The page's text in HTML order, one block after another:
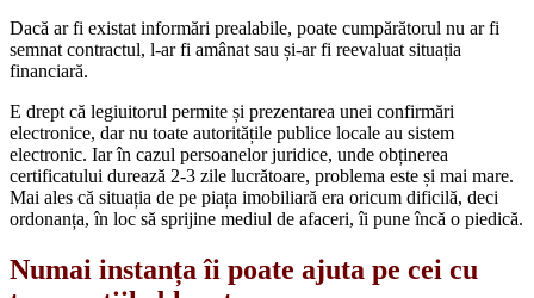
Dacă ar fi existat informări prealabile, poate cumpărătorul nu ar fi
semnat contractul, l-ar fi amânat sau și-ar fi reevaluat situația
financiară.
E drept că legiuitorul permite și prezentarea unei confirmări
electronice, dar nu toate autoritățile publice locale au sistem
electronic. Iar în cazul persoanelor juridice, unde obținerea
certificatului durează 2-3 zile lucrătoare, problema este și mai mare.
Mai ales că situația de pe piața imobiliară era oricum dificilă, deci
ordonanța, în loc să sprijine mediul de afaceri, îi pune încă o piedică.
Numai instanța îi poate ajuta pe cei cu